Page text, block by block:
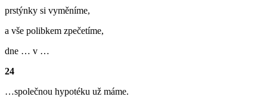
prstýnky si vyměníme,
a vše polibkem zpečetíme,
dne … v …
24
…společnou hypotéku už máme.